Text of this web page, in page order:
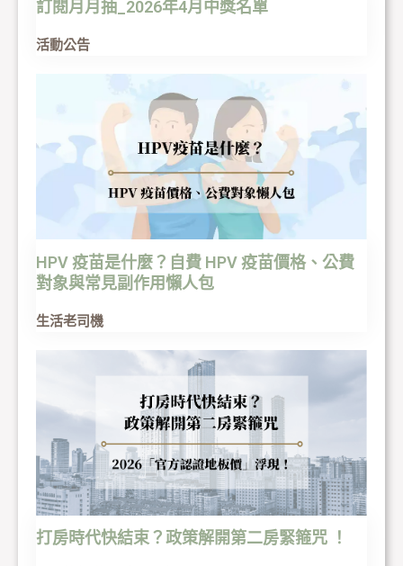
訂閱月月抽_2026年4月中獎名單
活動公告
HPV 疫苗是什麼？自費 HPV 疫苗價格、公費
對象與常見副作用懶人包
生活老司機
打房時代快結束？政策解開第二房緊箍咒 ！